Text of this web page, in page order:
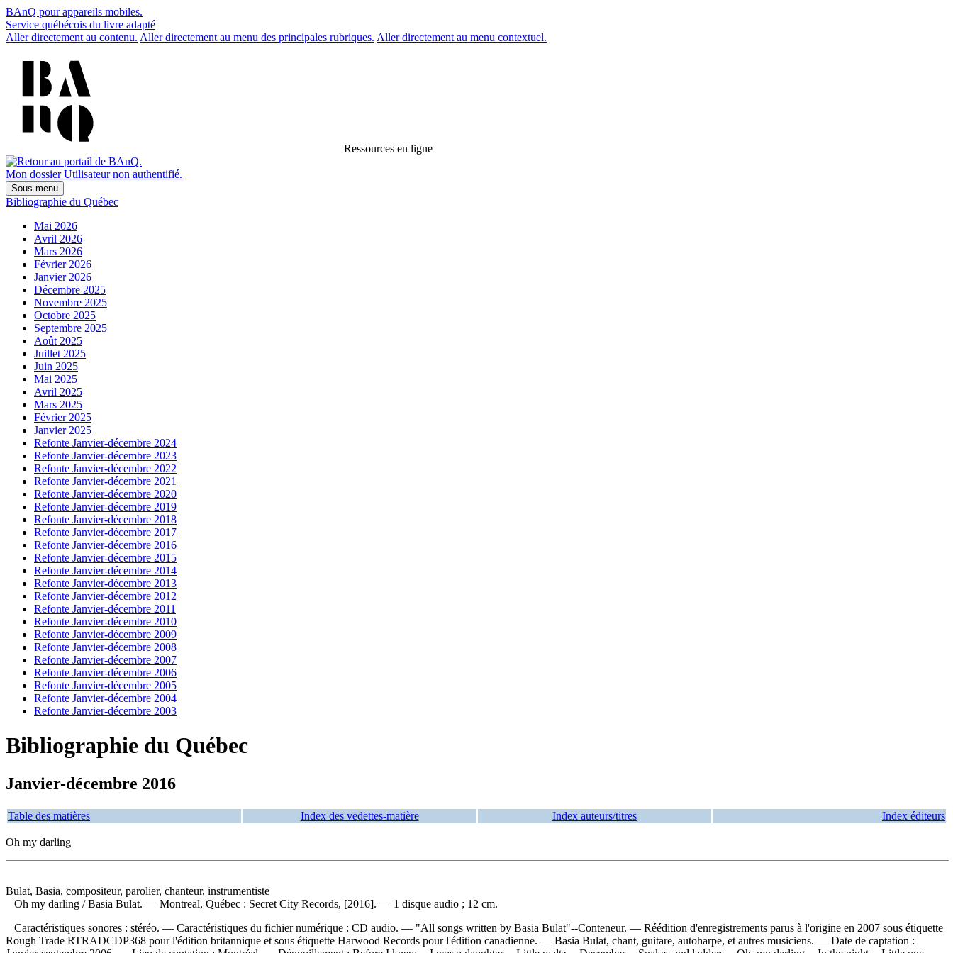
BAnQ pour appareils mobiles.
Service québécois du livre adapté
Aller directement au contenu. Aller directement au menu des principales rubriques. Aller directement au menu contextuel.
Ressources en ligne
Mon dossier Utilisateur non authentifié.
Sous-menu
Bibliographie du Québec
Mai 2026
Avril 2026
Mars 2026
Février 2026
Janvier 2026
Décembre 2025
Novembre 2025
Octobre 2025
Septembre 2025
Août 2025
Juillet 2025
Juin 2025
Mai 2025
Avril 2025
Mars 2025
Février 2025
Janvier 2025
Refonte Janvier-décembre 2024
Refonte Janvier-décembre 2023
Refonte Janvier-décembre 2022
Refonte Janvier-décembre 2021
Refonte Janvier-décembre 2020
Refonte Janvier-décembre 2019
Refonte Janvier-décembre 2018
Refonte Janvier-décembre 2017
Refonte Janvier-décembre 2016
Refonte Janvier-décembre 2015
Refonte Janvier-décembre 2014
Refonte Janvier-décembre 2013
Refonte Janvier-décembre 2012
Refonte Janvier-décembre 2011
Refonte Janvier-décembre 2010
Refonte Janvier-décembre 2009
Refonte Janvier-décembre 2008
Refonte Janvier-décembre 2007
Refonte Janvier-décembre 2006
Refonte Janvier-décembre 2005
Refonte Janvier-décembre 2004
Refonte Janvier-décembre 2003
Bibliographie du Québec
Janvier-décembre 2016
Table des matières Index des vedettes-matière Index auteurs/titres Index éditeurs
Oh my darling
Bulat, Basia, compositeur, parolier, chanteur, instrumentiste
Oh my darling / Basia Bulat. — Montreal, Québec : Secret City Records, [2016]. — 1 disque audio ; 12 cm.
Caractéristiques sonores : stéréo. — Caractéristiques du fichier numérique : CD audio. — "All songs written by Basia Bulat"--Conteneur. — Réédition d'enregistrements parus à l'origine en 2007 sous étiquette
Rough Trade RTRADCDP368 pour l'édition britannique et sous étiquette Harwood Records pour l'édition canadienne. — Basia Bulat, chant, guitare, autoharpe, et autres musiciens. — Date de captation :